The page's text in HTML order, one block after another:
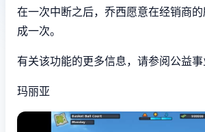
在一次中断之后，乔西愿意在经销商
成一次。
有关该功能的更多信息，请参阅公益事
玛丽亚